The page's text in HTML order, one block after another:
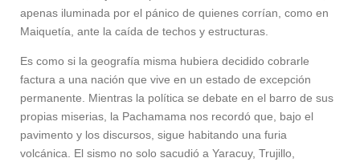
apenas iluminada por el pánico de quienes corrían, como en
Maiquetía, ante la caída de techos y estructuras.
Es como si la geografía misma hubiera decidido cobrarle
factura a una nación que vive en un estado de excepción
permanente. Mientras la política se debate en el barro de sus
propias miserias, la Pachamama nos recordó que, bajo el
pavimento y los discursos, sigue habitando una furia
volcánica. El sismo no solo sacudió a Yaracuy, Trujillo,